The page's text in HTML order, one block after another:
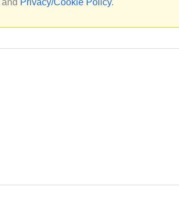
and Privacy/Cookie Policy.